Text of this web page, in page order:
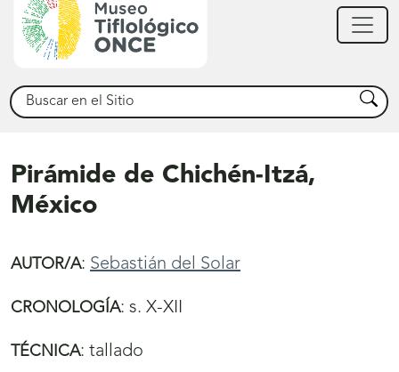
Buscar Buscar
Pirámide de Chichén-Itzá,
México
AUTOR/A: Sebastián del Solar
CRONOLOGÍA: s. X-XII
TÉCNICA: tallado